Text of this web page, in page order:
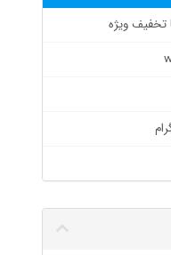
تخفیف ویژه